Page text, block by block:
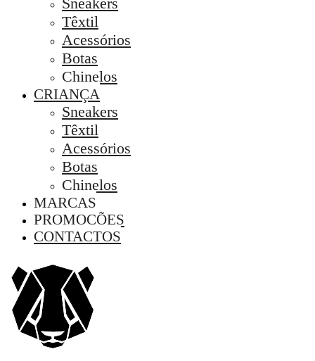
Têxtil
Acessórios
Botas
Chinelos
CRIANÇA
Sneakers
Têxtil
Acessórios
Botas
Chinelos
MARCAS
PROMOÇÕES
CONTACTOS